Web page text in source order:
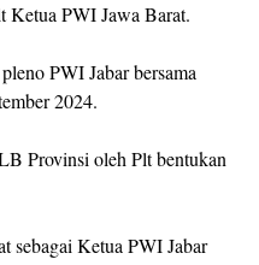
Ketua PWI Jawa Barat.
PWI Jabar bersama
2024.
Provinsi oleh Plt bentukan
sebagai Ketua PWI Jabar